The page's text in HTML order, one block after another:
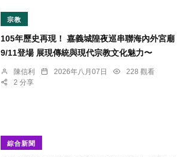
宗教
105年歷史再現！ 嘉義城隍夜巡串聯海內外宮廟
9/11登場 展現傳統與現代宗教文化魅力〜
陳信利 2026年八月07日
228 觀看
2 分享
綜合新聞